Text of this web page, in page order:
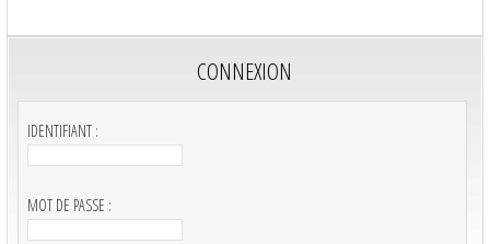
CONNEXION
IDENTIFIANT :
MOT DE PASSE :